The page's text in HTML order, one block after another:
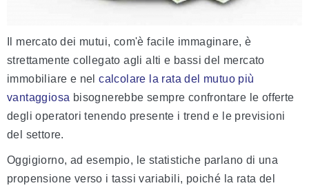
Il mercato dei mutui, com'è facile immaginare, è
strettamente collegato agli alti e bassi del mercato
immobiliare e nelcalcolare la rata del mutuo più
vantaggiosa bisognerebbe sempre confrontare le offerte
degli operatori tenendo presente i trend e le previsioni
del settore.
Oggigiorno, ad esempio, le statistiche parlano di una
propensione verso i tassi variabili, poiché la rata del